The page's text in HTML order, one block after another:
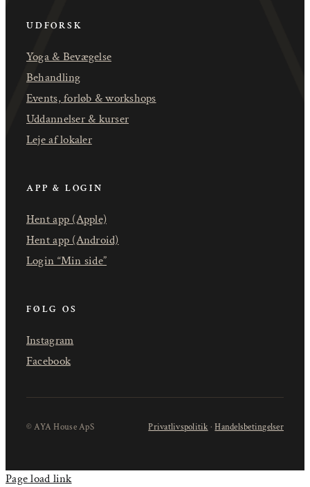
UDFORSK
Yoga & Bevægelse
Behandling
Events, forløb & workshops
Uddannelser & kurser
Leje af lokaler
APP & LOGIN
Hent app (Apple)
Hent app (Android)
Login “Min side”
FØLG OS
Instagram
Facebook
© AYA House ApS Privatlivspolitik ·Handelsbetingelser
Page load link